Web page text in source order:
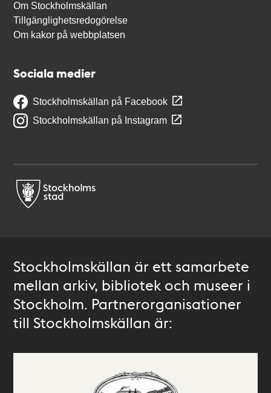
Om Stockholmskällan
Tillgänglighetsredogörelse
Om kakor på webbplatsen
Sociala medier
Stockholmskällan på Facebook
Stockholmskällan på Instagram
Stockholmskällan är ett samarbete
mellan arkiv, bibliotek och museer i
Stockholm. Partnerorganisationer
till Stockholmskällan är: